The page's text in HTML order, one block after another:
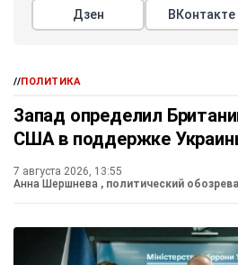
Дзен ВКонтакте
//ПОЛИТИКА
Запад определил
США в поддержке
7 августа 2026, 13:55
Анна Шершнева , политический